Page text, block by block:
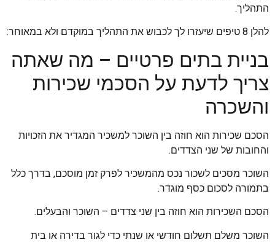
התהליך.
להלן 8 טיפים שיעזרו לך לכבוש את התהליך במוקדם ולא במאוחר:
בניית בתים פרטיים – מה שאתה
צריך לדעת על הסכמי שכירות
והשכרה
הסכם שכירות הוא חוזה בין השוכר למשכיר המגדיר את הזכויות
והחובות של שני הצדדים.
השוכר מסכים לשכור נכס מהמשכיר לפרק זמן מוסכם, בדרך כלל
בתמורה לסכום כסף מוגדר.
הסכם השכירות הוא חוזה בין שני צדדים – השוכר והבעלים.
השוכר משלם תשלום חודשי או שנתי כדי לגור בדירה או בית